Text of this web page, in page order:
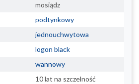
mosiądz
podtynkowy
jednouchwytowa
logon black
wannowy
10 lat na szczelność